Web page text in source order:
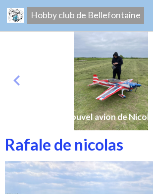
Hobby club de Bellefontaine
Nouvel avion de Nicolas
Rafale de nicolas